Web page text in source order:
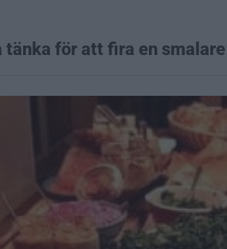
tänka för att fira en